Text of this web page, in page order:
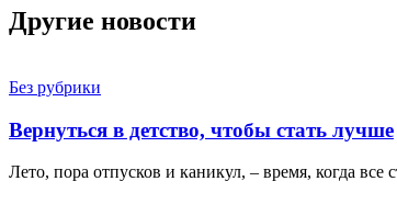
Другие новости
Без рубрики
Вернуться в детство, чтобы стать лучше
Лето, пора отпусков и каникул, – время, когда все